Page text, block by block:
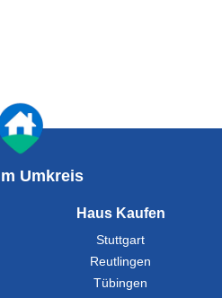
Umkreis
Haus Kaufen
Stuttgart
Reutlingen
Tübingen